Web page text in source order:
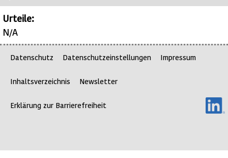
Urteile:
N/A
Datenschutz Datenschutzeinstellungen Impressum
Inhaltsverzeichnis Newsletter
Erklärung zur Barrierefreiheit